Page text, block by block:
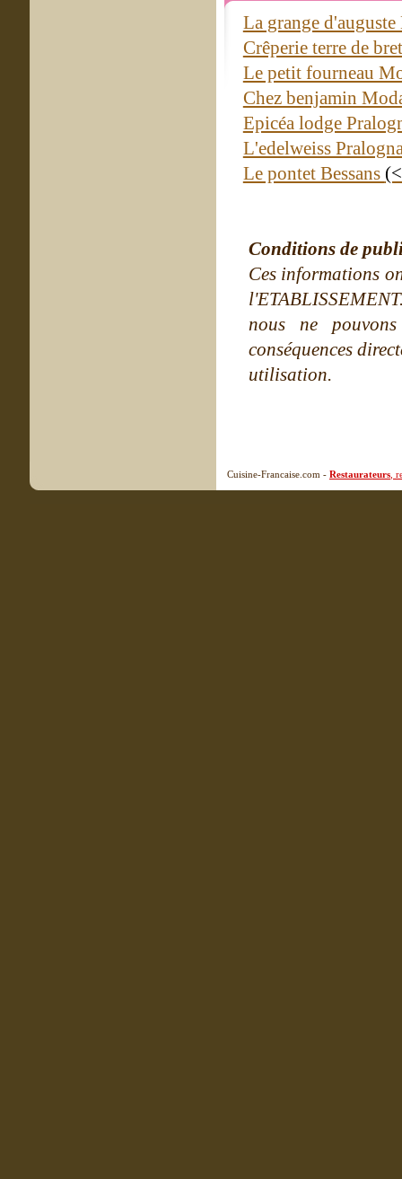
La grange
Crêperie terre de
Le petit fourneau
Chez benjamin
Epicéa lodge
L'edelweiss
Le pontet Bessans
Conditions de
Ces informations
nous ne
conséquences
utilisation.
Cuisine-Francaise.com - Restaurateurs ,